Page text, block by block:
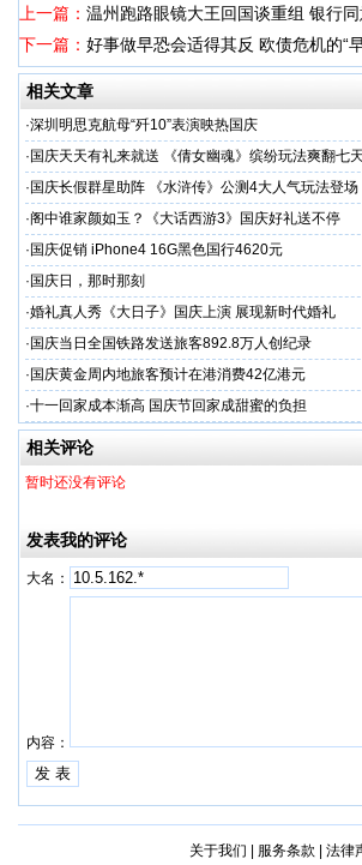
上一篇： 温州跑路眼镜大王回国谈重组 银行
下一篇： 好事做早恐会适得其反 欧债危机的“
相关文章
·深圳明思克航母“歼10”表演映热国庆
· 国庆天天有礼来就送 《倩女幽魂》缤纷玩法爽翻七天
· 国庆长假群星助阵 《水浒传》公测4大人气玩法登场
·阁中谁家颜如玉？《大话西游3》国庆好礼送不停
· 国庆促销 iPhone4 16G黑色国行4620元
· 国庆日，那时那刻
·婚礼真人秀《大日子》国庆上演 展现新时代婚礼
· 国庆当日全国铁路发送旅客892.8万人创纪录
· 国庆黄金周内地旅客预计在港消费42亿港元
·十一回家成本渐高 国庆节回家成甜蜜的负担
相关评论
暂时还没有评论
发表我的评论
大名：
内容：
关于我们 服务条款 法律